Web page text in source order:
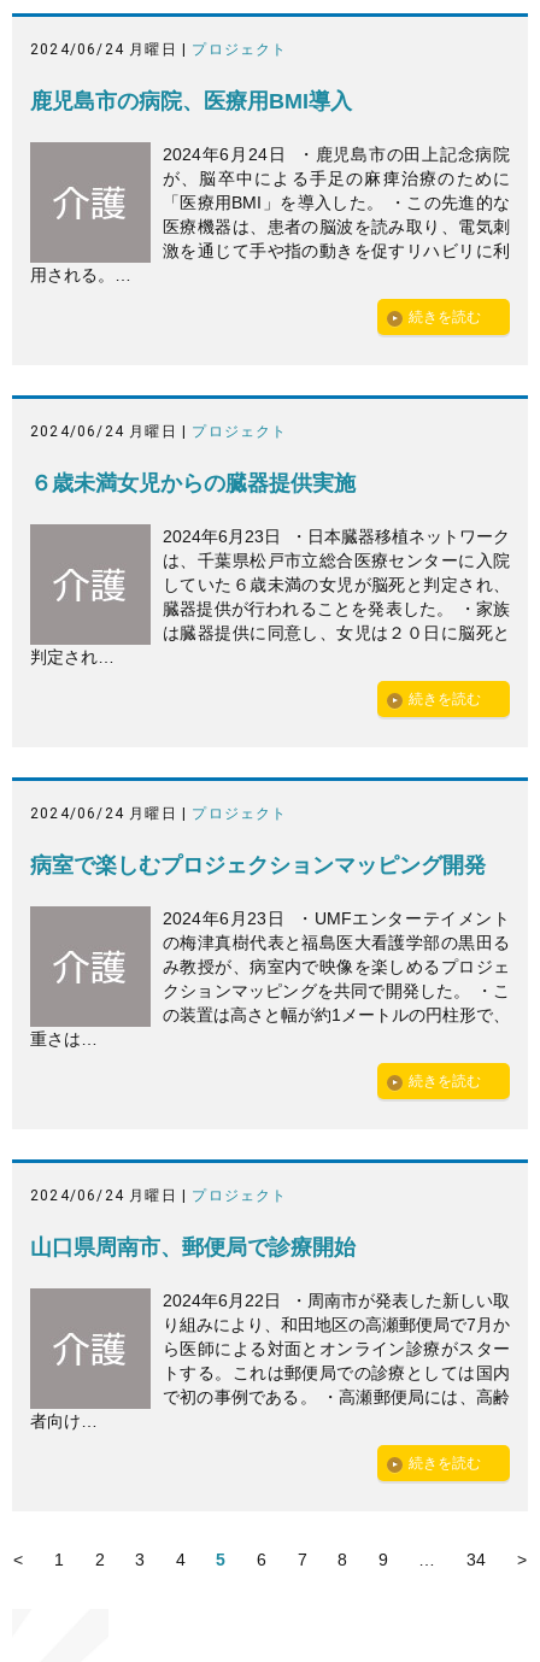
2024/06/24 月曜日 | プロジェクト
鹿児島市の病院、医療用BMI導入
2024年6月24日 ・鹿児島市の田上記念病院
が、脳卒中による手足の麻痺治療のために
「医療用BMI」を導入した。 ・この先進的な
医療機器は、患者の脳波を読み取り、電気刺
激を通じて手や指の動きを促すリハビリに利
用される。…
続きを読む
2024/06/24 月曜日 | プロジェクト
６歳未満女児からの臓器提供実施
2024年6月23日 ・日本臓器移植ネットワーク
は、千葉県松戸市立総合医療センターに入院
していた６歳未満の女児が脳死と判定され、
臓器提供が行われることを発表した。 ・家族
は臓器提供に同意し、女児は２０日に脳死と
判定され…
続きを読む
2024/06/24 月曜日 | プロジェクト
病室で楽しむプロジェクションマッピング開発
2024年6月23日 ・UMFエンターテイメント
の梅津真樹代表と福島医大看護学部の黒田る
み教授が、病室内で映像を楽しめるプロジェ
クションマッピングを共同で開発した。 ・こ
の装置は高さと幅が約1メートルの円柱形で、
重さは…
続きを読む
2024/06/24 月曜日 | プロジェクト
山口県周南市、郵便局で診療開始
2024年6月22日 ・周南市が発表した新しい取
り組みにより、和田地区の高瀬郵便局で7月か
ら医師による対面とオンライン診療がスター
トする。これは郵便局での診療としては国内
で初の事例である。 ・高瀬郵便局には、高齢
者向け…
続きを読む
< 1 2 3 4 5 6 7 8 9 34 >